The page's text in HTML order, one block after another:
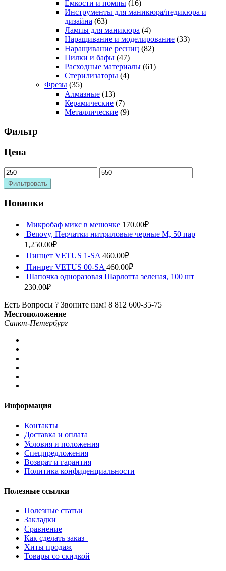
Емкости и помпы (16)
Инструменты для маникюра/педикюра и
дизайна (63)
Лампы для маникюра (4)
Наращивание и моделирование (33)
Наращивание ресниц (82)
Пилки и бафы (47)
Расходные материалы (61)
Стерилизаторы (4)
Фрезы (35)
Алмазные (13)
Керамические (7)
Металлические (9)
Фильтр
Цена
Фильтровать
Новинки
Микробаф микс в мешочке 170.00₽
Benovy, Перчатки нитриловые черные M, 50 пар
1,250.00₽
Пинцет VETUS 1-SA 460.00₽
Пинцет VETUS 00-SA 460.00₽
Шапочка одноразовая Шарлотта зеленая, 100 шт
230.00₽
Есть Вопросы ? Звоните нам! 8 812 600-35-75
Местоположение
Санкт-Петербург
Информация
Контакты
Доставка и оплата
Условия и положения
Спецпредложения
Возврат и гарантия
Политика конфиденциальности
Полезные ссылки
Полезные статьи
Закладки
Сравнение
Как сделать заказ
Хиты продаж
Товары со скидкой